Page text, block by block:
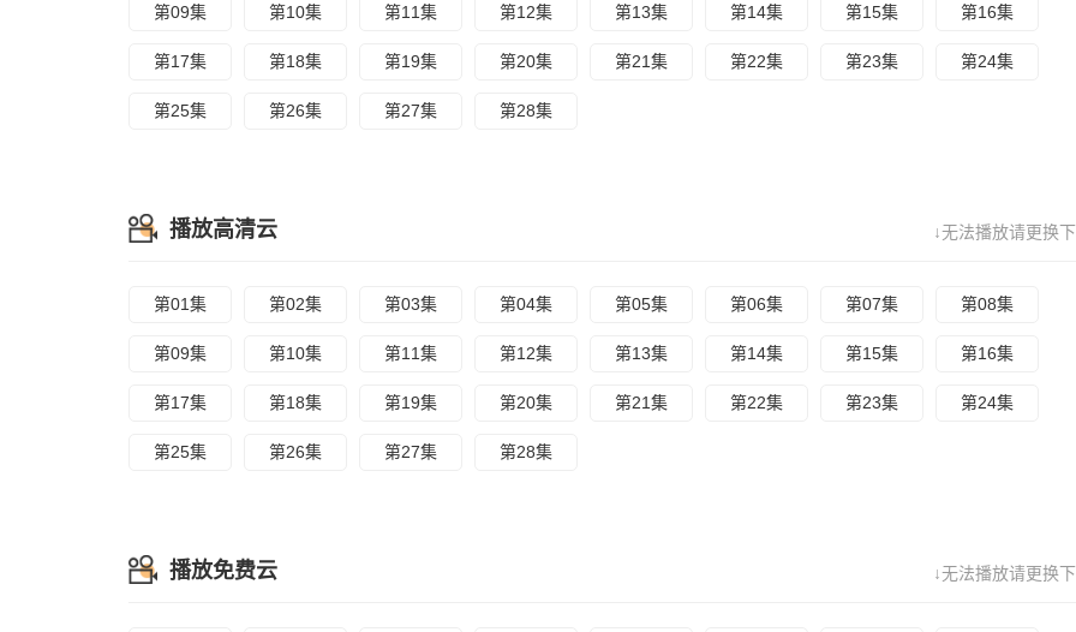
第09集 第10集 第11集 第12集 第13集 第14集 第15集 第16集
第17集 第18集 第19集 第20集 第21集 第22集 第23集 第24集
第25集 第26集 第27集 第28集
↓无法播放请更换
播放高清云
第01集 第02集 第03集 第04集 第05集 第06集 第07集 第08集
第09集 第10集 第11集 第12集 第13集 第14集 第15集 第16集
第17集 第18集 第19集 第20集 第21集 第22集 第23集 第24集
第25集 第26集 第27集 第28集
↓无法播放请更换
播放免费云